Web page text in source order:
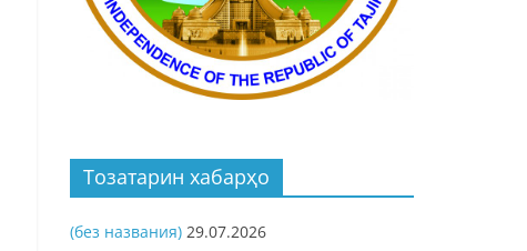
Тозатарин хабарҳо
(без названия) 29.07.2026